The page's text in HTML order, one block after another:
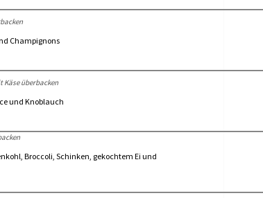
Champignons
Käse überbacken
und Knoblauch
Broccoli, Schinken, gekochtem Ei und